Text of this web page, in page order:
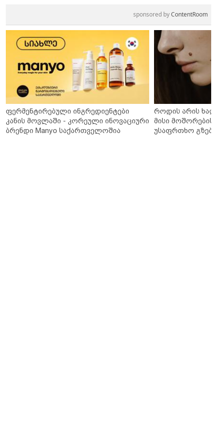
sponsored byContentRoom
ფერმენტირებული ინგრედიენტები
კანის მოვლაში - კორეული ინოვაციური
ბრენდი Manyo საქართველოშია
როდის არის
მისი მოშორების
უსაფრთხო გზები